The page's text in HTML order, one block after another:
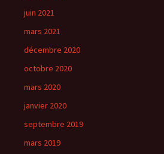
juin 2021
mars 2021
décembre 2020
octobre 2020
mars 2020
janvier 2020
septembre 2019
mars 2019